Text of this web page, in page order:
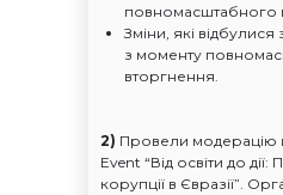
повномасштабного
Зміни, які відбулися
з моменту
вторгнення.
2) Провели модерацію
Event “Від освіти до
корупції в Євразії”.